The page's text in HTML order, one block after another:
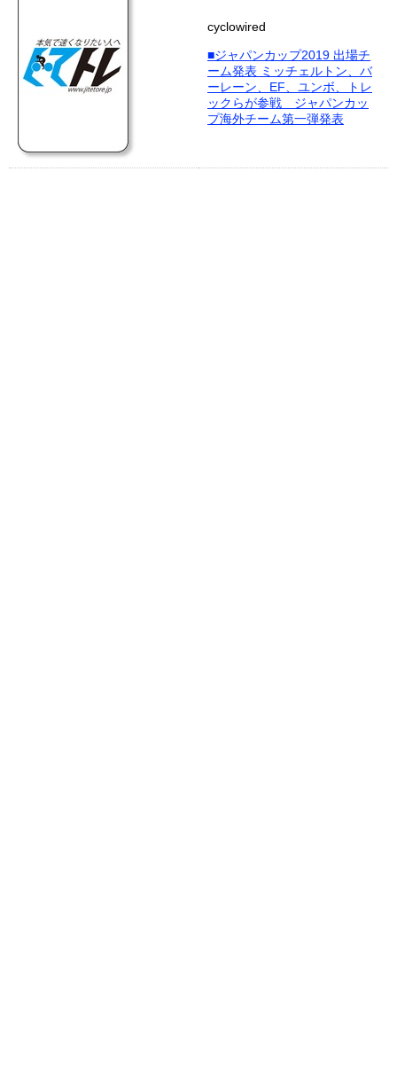
cyclowired
■ジャパンカップ2019 出場チ
ーム発表 ミッチェルトン、バ
ーレーン、EF、ユンボ、トレ
ックらが参戦 ジャパンカッ
プ海外チーム第一弾発表